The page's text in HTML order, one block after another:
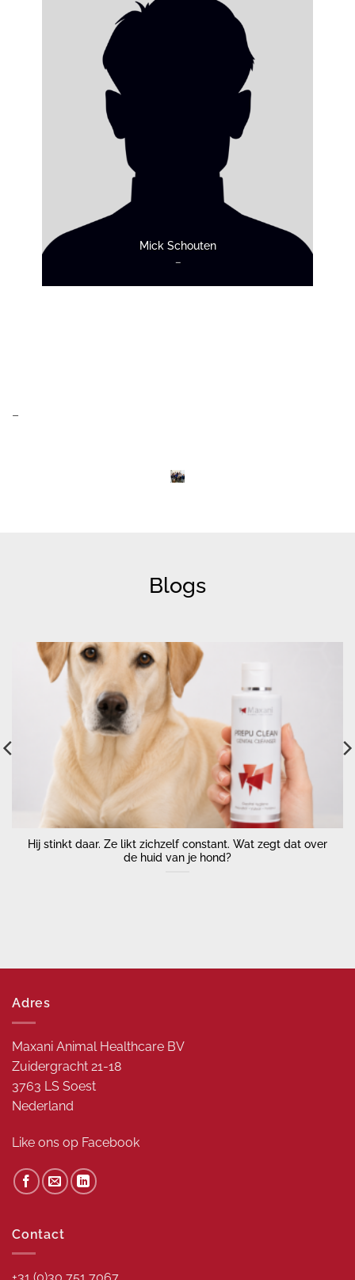
Mick Schouten
–
–
Blogs
Hij stinkt daar. Ze likt zichzelf constant. Wat zegt dat over
de huid van je hond?
Adres
Maxani Animal Healthcare BV
Zuidergracht 21-18
3763 LS Soest
Nederland
Like ons op Facebook
Contact